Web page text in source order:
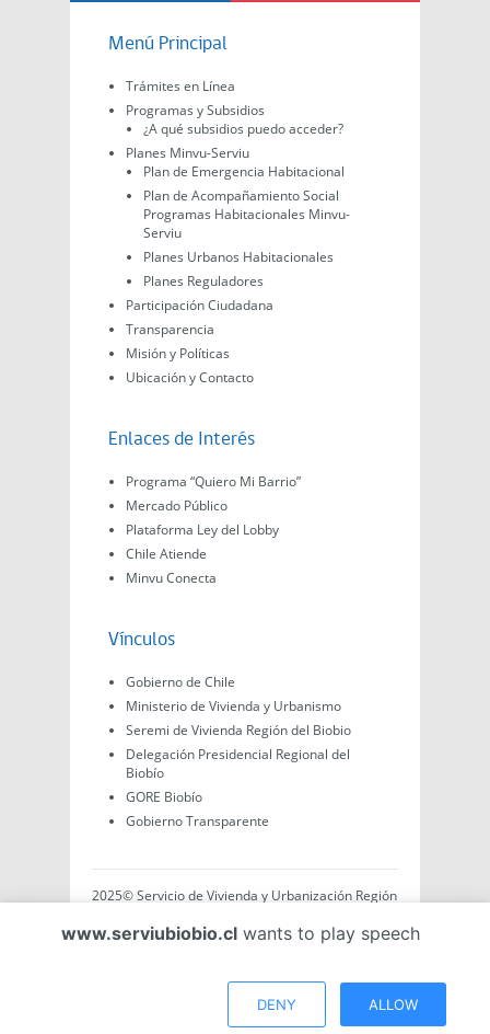
Menú Principal
Trámites en Línea
Programas y Subsidios
¿A qué subsidios puedo acceder?
Planes Minvu-Serviu
Plan de Emergencia Habitacional
Plan de Acompañamiento Social
Programas Habitacionales Minvu-
Serviu
Planes Urbanos Habitacionales
Planes Reguladores
Participación Ciudadana
Transparencia
Misión y Políticas
Ubicación y Contacto
Enlaces de Interés
Programa “Quiero Mi Barrio”
Mercado Público
Plataforma Ley del Lobby
Chile Atiende
Minvu Conecta
Vínculos
Gobierno de Chile
Ministerio de Vivienda y Urbanismo
Seremi de Vivienda Región del Biobio
Delegación Presidencial Regional del
Biobío
GORE Biobío
Gobierno Transparente
2025© Servicio de Vivienda y Urbanización Región
Región del Biobío, Chile. Todo el contenido de este
www.serviubiobio.cl wants to play speech
DENY ALLOW